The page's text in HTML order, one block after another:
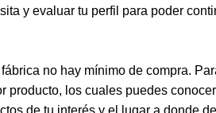
y evaluar tu perfil para poder
no hay mínimo de compra.
producto, los cuales puedes conocer